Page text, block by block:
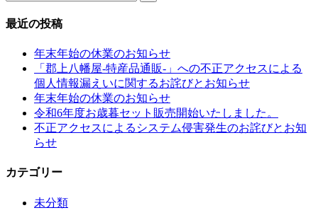
最近の投稿
年末年始の休業のお知らせ
「郡上八幡屋-特産品通販-」への不正アクセスによる
個人情報漏えいに関するお詫びとお知らせ
年末年始の休業のお知らせ
令和6年度お歳暮セット販売開始いたしました。
不正アクセスによるシステム侵害発生のお詫びとお知
らせ
カテゴリー
未分類